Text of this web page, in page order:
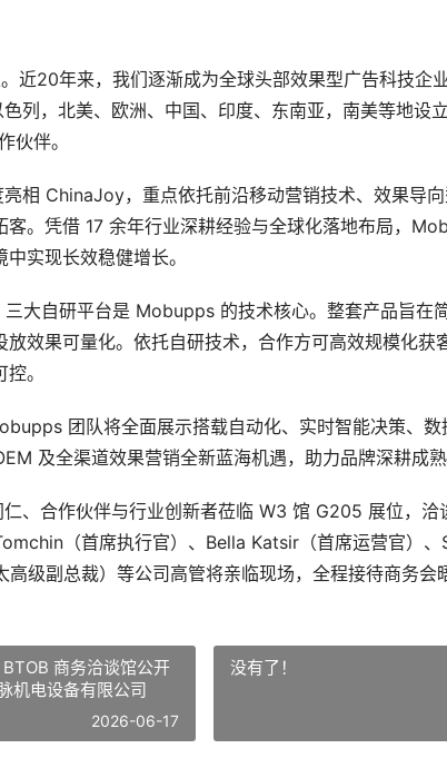
20年来，我们逐渐成为全球头部效果型广告科技企
列，北美、欧洲、中国、印度、东南亚，南美等地设
伙伴。
ChinaJoy，重点依托前沿移动营销技术、效果导向
客。凭借 17 余年行业深耕经验与全球化落地布局，
实现长效稳健增长。
自研平台是 Mobupps 的技术核心。整套产品旨在
效果可量化。依托自研技术，合作方可高效规模化获
。
团队将全面展示搭载自动化、实时智能决策、数
及全渠道效果营销全新蓝海机遇，助力品牌深耕成熟
合作伙伴与行业创新者莅临 W3 馆 G205 展位，洽
（首席执行官）、Bella Katsir（首席运营官）
级副总裁）等公司高管将亲临现场，全程接待商务会
商务洽谈馆公开
机电设备有限公司
2026-06-17
没有了！